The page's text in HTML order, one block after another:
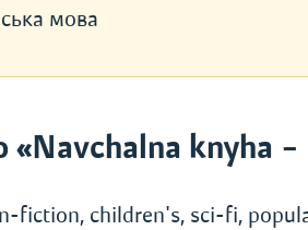
мова
«Navchalna knyha –
fiction, children's, sci-fi,